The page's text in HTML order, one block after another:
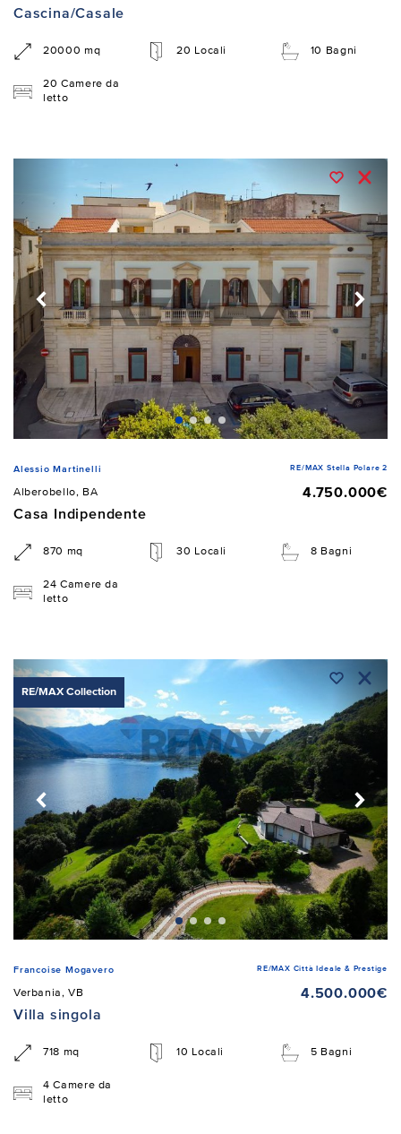
Cascina/Casale
20000 mq 20 Locali 10 Bagni
20 Camere da
letto
Alessio Martinelli RE/MAX Stella Polare 2
Alberobello, BA
4.750.000€
Casa Indipendente
870 mq 30 Locali 8 Bagni
24 Camere da
letto
RE/MAX Collection
Francoise Mogavero RE/MAX Città Ideale & Prestige
Verbania, VB
4.500.000€
Villa singola
718 mq 10 Locali 5 Bagni
4 Camere da
letto